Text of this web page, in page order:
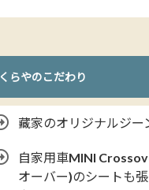
くらやのこだわり
藏家のオリジナルジ
自家用車MINI
オーバー)のシートも